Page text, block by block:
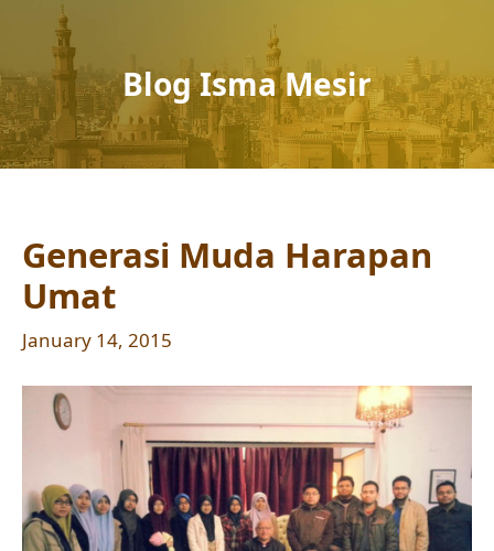
Blog Isma Mesir
Generasi Muda Harapan
Umat
January 14, 2015